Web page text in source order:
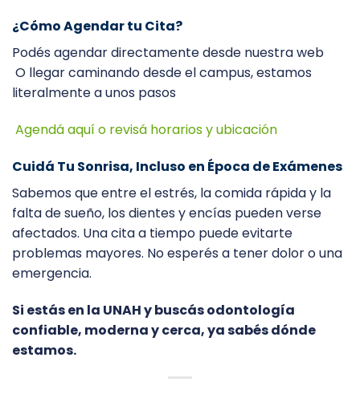
¿Cómo Agendar tu Cita?
Podés agendar directamente desde nuestra web
O llegar caminando desde el campus, estamos
literalmente a unos pasos
Agendá aquí o revisá horarios y ubicación
Cuidá Tu Sonrisa, Incluso en Época de Exámenes
Sabemos que entre el estrés, la comida rápida y la
falta de sueño, los dientes y encías pueden verse
afectados. Una cita a tiempo puede evitarte
problemas mayores. No esperés a tener dolor o una
emergencia.
Si estás en la UNAH y buscás odontología
confiable, moderna y cerca, ya sabés dónde
estamos.